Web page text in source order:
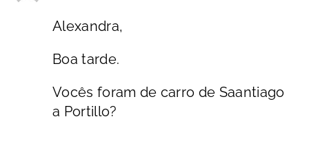
Alexandra,
Boa tarde.
Vocês foram de carro de Saantiago
a Portillo?